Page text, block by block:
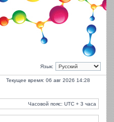
Язык:
Текущее время: 06 авг 2026 14:28
Часовой пояс: UTC + 3 часа